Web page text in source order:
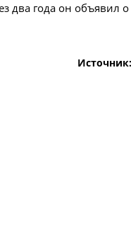
два года он объявил
Источник: